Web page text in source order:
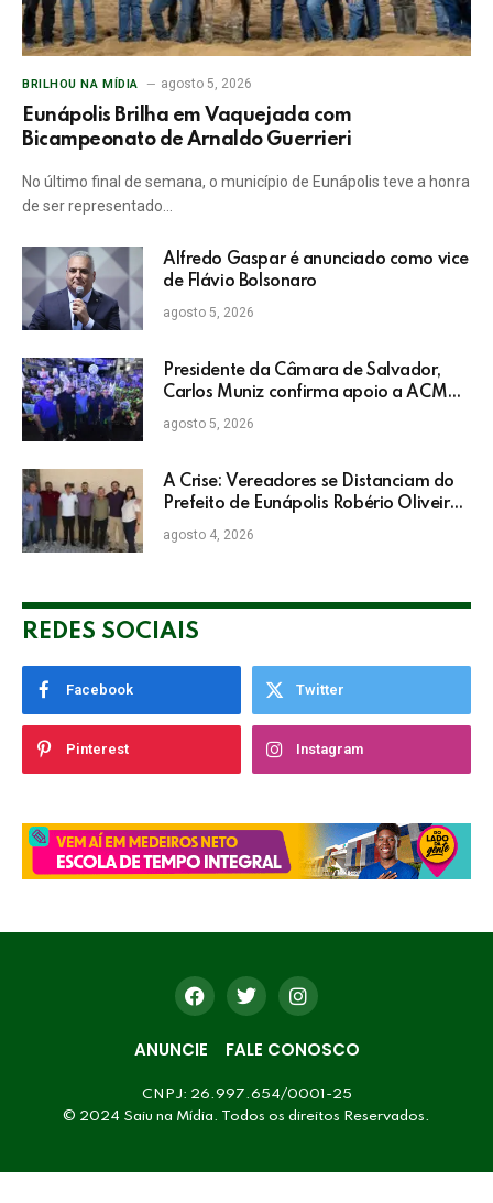
BRILHOU NA MÍDIA agosto 5, 2026
Eunápolis Brilha em Vaquejada com
Bicampeonato de Arnaldo Guerrieri
No último final de semana, o município de Eunápolis teve a honra
de ser representado…
Alfredo Gaspar é anunciado como vice
de Flávio Bolsonaro
agosto 5, 2026
Presidente da Câmara de Salvador,
Carlos Muniz confirma apoio a ACM
Neto: “Irei lutar voto a voto na sua
campanha”
agosto 5, 2026
A Crise: Vereadores se Distanciam do
Prefeito de Eunápolis Robério Oliveira
nas Eleições
agosto 4, 2026
REDES SOCIAIS
Facebook Twitter
Pinterest Instagram
ANUNCIE FALE CONOSCO
CNPJ: 26.997.654/0001-25
© 2024 Saiu na Mídia. Todos os direitos Reservados.